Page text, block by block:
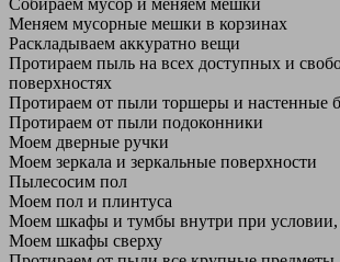
Собираем мусор и меняем мешки
Меняем мусорные мешки в корзинах
Раскладываем аккуратно вещи
Протираем пыль на всех доступных и
поверхностях
Протираем от пыли торшеры и настенные
Протираем от пыли подоконники
Моем дверные ручки
Моем зеркала и зеркальные поверхности
Пылесосим пол
Моем пол и плинтуса
Моем шкафы и тумбы внутри при условии,
Моем шкафы сверху